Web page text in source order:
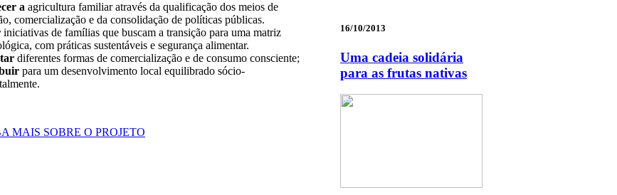
a agricultura familiar através da qualificação dos meios de
comercialização e da consolidação de políticas públicas.
iniciativas de famílias que buscam a transição para uma matriz
com práticas sustentáveis e segurança alimentar.
diferentes formas de comercialização e de consumo consciente;
para um desenvolvimento local equilibrado sócio-
MAIS SOBRE O PROJETO
16/10/2013
Uma cadeia solidária
para as frutas nativas